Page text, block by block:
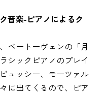
音楽-ピアノによるク
ベートーヴェンの「月
シックピアノのプレイ
ュッシー、モーツァル
に出てくるので、ピア